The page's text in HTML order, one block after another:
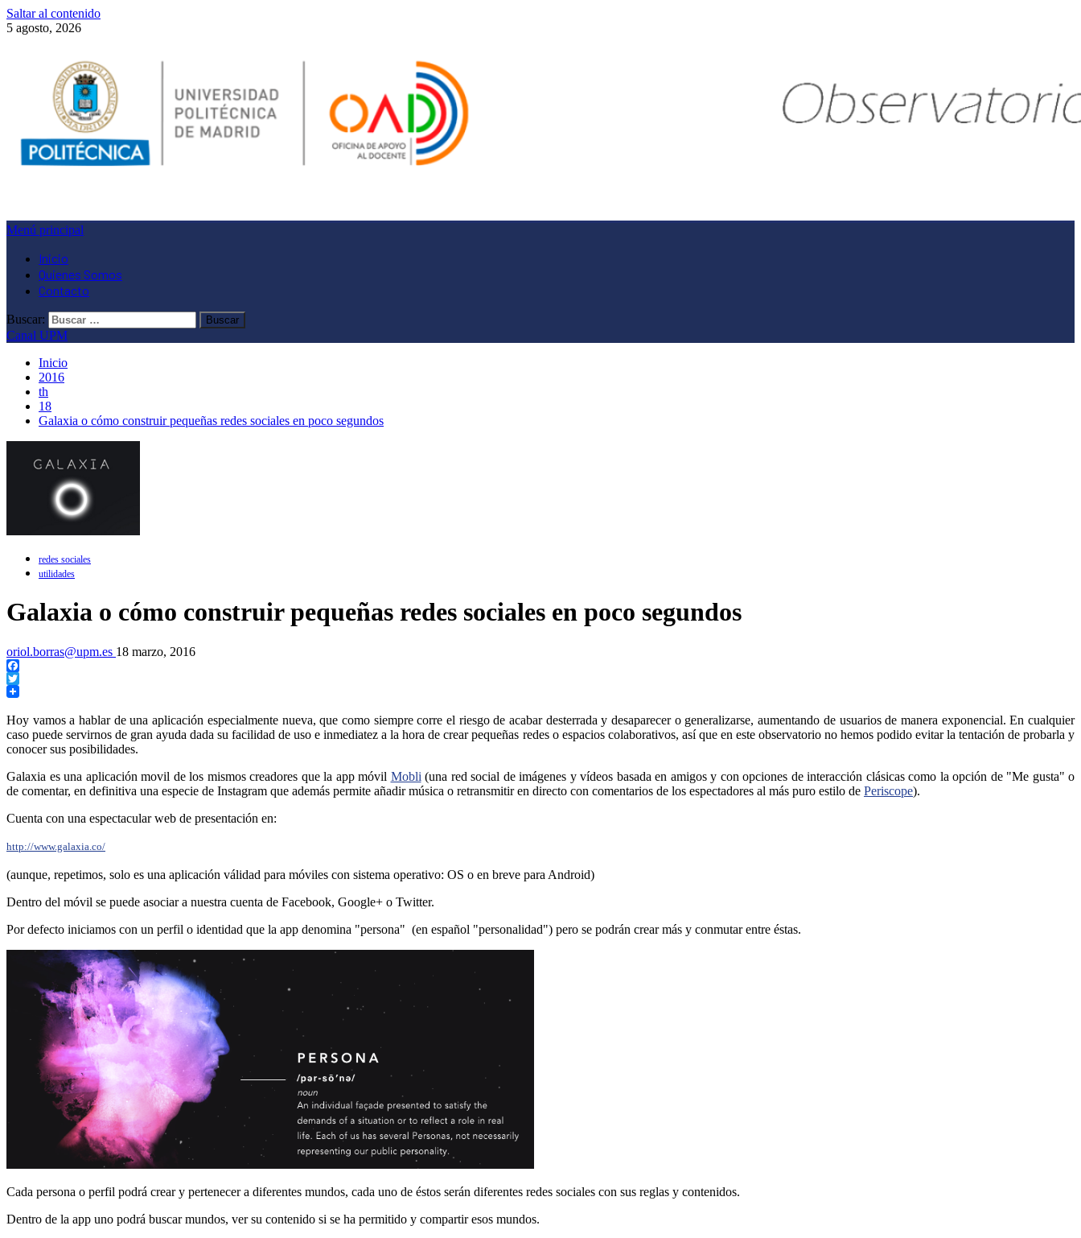
Saltar al contenido
5 agosto, 2026
Menú principal
Inicio
Quienes Somos
Contacto
Buscar:
Canal UPM
Inicio
2016
th
18
Galaxia o cómo construir pequeñas redes sociales en poco segundos
redes sociales
utilidades
Galaxia o cómo construir pequeñas redes sociales en poco segundos
oriol.borras@upm.es 18 marzo, 2016
Facebook
Twitter
Hoy vamos a hablar de una aplicación especialmente nueva, que como siempre corre el riesgo de acabar desterrada y desaparecer o generalizarse, aumentando de usuarios de manera exponencial. En cualquier
caso puede servirnos de gran ayuda dada su facilidad de uso e inmediatez a la hora de crear pequeñas redes o espacios colaborativos, así que en este observatorio no hemos podido evitar la tentación de probarla y
conocer sus posibilidades.
Galaxia es una aplicación movil de los mismos creadores que la app móvil Mobli (una red social de imágenes y vídeos basada en amigos y con opciones de interacción clásicas como la opción de "Me gusta" o
de comentar, en definitiva una especie de Instagram que además permite añadir música o retransmitir en directo con comentarios de los espectadores al más puro estilo de Periscope).
Cuenta con una espectacular web de presentación en:
http://www.galaxia.co/
(aunque, repetimos, solo es una aplicación válidad para móviles con sistema operativo: OS o en breve para Android)
Dentro del móvil se puede asociar a nuestra cuenta de Facebook, Google+ o Twitter.
Por defecto iniciamos con un perfil o identidad que la app denomina "persona" (en español "personalidad") pero se podrán crear más y conmutar entre éstas.
Cada persona o perfil podrá crear y pertenecer a diferentes mundos, cada uno de éstos serán diferentes redes sociales con sus reglas y contenidos.
Dentro de la app uno podrá buscar mundos, ver su contenido si se ha permitido y compartir esos mundos.